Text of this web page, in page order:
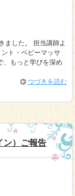
ました。 担当講師よ
ト・ベビーマッサ
、もっと学びを深め
つづきを読む
ン）ご報告